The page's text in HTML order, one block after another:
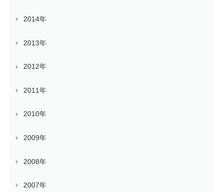
2014年
2013年
2012年
2011年
2010年
2009年
2008年
2007年